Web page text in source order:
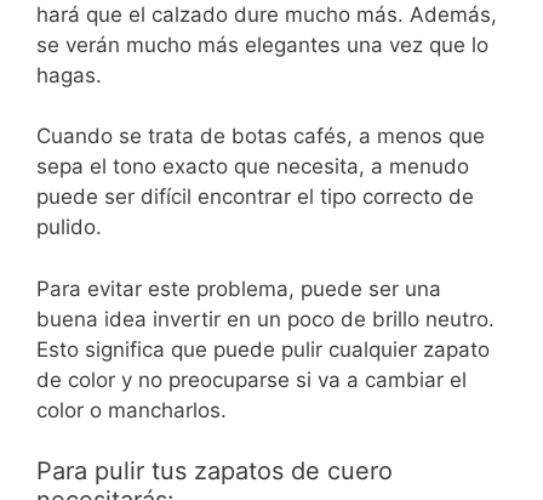
hará que el calzado dure mucho más. Además,
se verán mucho más elegantes una vez que lo
hagas.
Cuando se trata de botas cafés, a menos que
sepa el tono exacto que necesita, a menudo
puede ser difícil encontrar el tipo correcto de
pulido.
Para evitar este problema, puede ser una
buena idea invertir en un poco de brillo neutro.
Esto significa que puede pulir cualquier zapato
de color y no preocuparse si va a cambiar el
color o mancharlos.
Para pulir tus zapatos de cuero